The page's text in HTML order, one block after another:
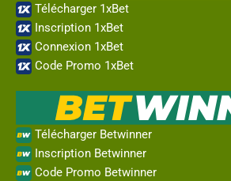
Télécharger 1xBet
Inscription 1xBet
Connexion 1xBet
Code Promo 1xBet
Télécharger Betwinner
Inscription Betwinner
Code Promo Betwinner